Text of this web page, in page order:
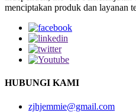
menciptakan produk dan layanan
HUBUNGI KAMI
zjhjemmie@gmail.com